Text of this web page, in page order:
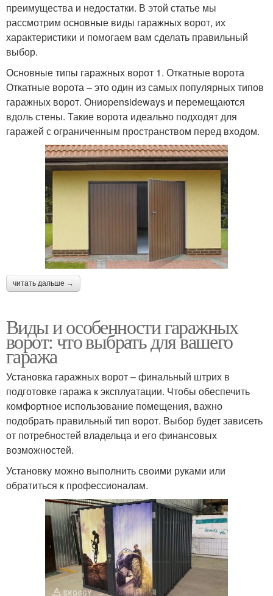
преимущества и недостатки. В этой статье мы
рассмотрим основные виды гаражных ворот, их
характеристики и помогаем вам сделать правильный
выбор.
Основные типы гаражных ворот 1. Откатные ворота
Откатные ворота – это один из самых популярных типов
гаражных ворот. Ониopensideways и перемещаются
вдоль стены. Такие ворота идеально подходят для
гаражей с ограниченным пространством перед входом.
читать дальше →
Виды и особенности гаражных
ворот: что выбрать для вашего
гаража
Установка гаражных ворот – финальный штрих в
подготовке гаража к эксплуатации. Чтобы обеспечить
комфортное использование помещения, важно
подобрать правильный тип ворот. Выбор будет зависеть
от потребностей владельца и его финансовых
возможностей.
Установку можно выполнить своими руками или
обратиться к профессионалам.